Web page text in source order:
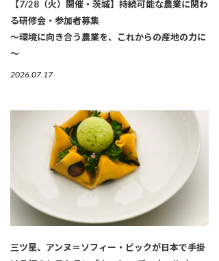
【7/28（火）開催・茨城】持続可能な農業に関わ
る研修会・参加者募集
～環境に向き合う農業を、これからの産地の力に
～
2026.07.17
三ツ星、アンヌ＝ソフィー・ピックが日本で手掛